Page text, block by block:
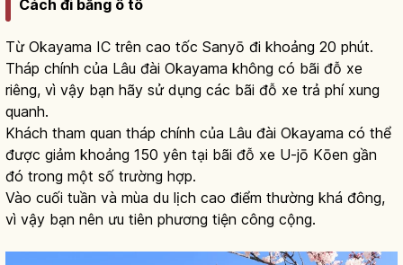
Cách đi bằng ô tô
Từ Okayama IC trên cao tốc Sanyō đi khoảng 20 phút.
Tháp chính của Lâu đài Okayama không có bãi đỗ xe
riêng, vì vậy bạn hãy sử dụng các bãi đỗ xe trả phí xung
quanh.
Khách tham quan tháp chính của Lâu đài Okayama có thể
được giảm khoảng 150 yên tại bãi đỗ xe U-jō Kōen gần
đó trong một số trường hợp.
Vào cuối tuần và mùa du lịch cao điểm thường khá đông,
vì vậy bạn nên ưu tiên phương tiện công cộng.